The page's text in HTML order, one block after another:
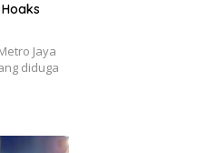
Jaya
diduga